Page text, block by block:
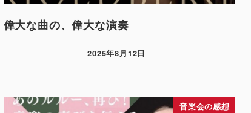
偉大な曲の、偉大な演奏
2025年8月12日
音楽会の感想